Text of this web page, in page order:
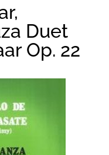
Duet
Op. 22